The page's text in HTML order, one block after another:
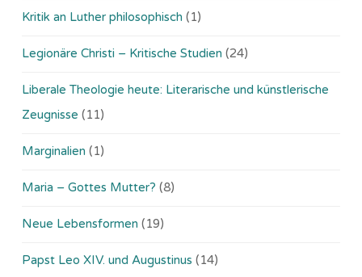
Kritik an Luther philosophisch (1)
Legionäre Christi – Kritische Studien (24)
Liberale Theologie heute: Literarische und künstlerische
Zeugnisse (11)
Marginalien (1)
Maria – Gottes Mutter? (8)
Neue Lebensformen (19)
Papst Leo XIV. und Augustinus (14)